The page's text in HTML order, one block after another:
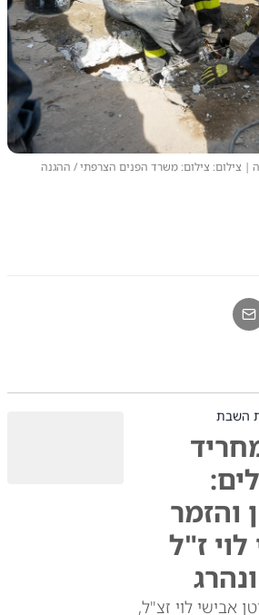
| צילום: צילום: משרד הפנים הצרפתי / ההגנה
השבת
והזמר
ז"ל
אבישי לוי זצ"ל,